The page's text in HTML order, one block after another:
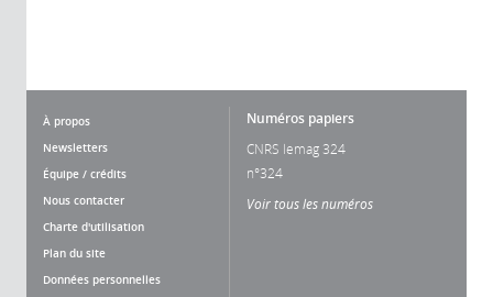
À propos
Newsletters
Équipe / crédits
Nous contacter
Charte d'utilisation
Plan du site
Données personnelles
Numéros papiers
CNRS lemag 324
n°324
Voir tous les numéros